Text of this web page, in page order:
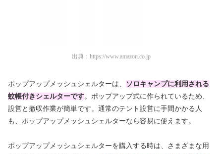
出典： https://www.amazon.co.jp
ポップアップメッシュシェルターは、
ソロキャンプに利用される
蚊帳付きシェルターです。ポップアップ式に作られているため、
設営と撤収作業が簡単です。通常のテント設営に手間かかる人
も、ポップアップメッシュシェルターなら容易に使えます。
ポップアップメッシュシェルターを購入する時は、さまざまな用